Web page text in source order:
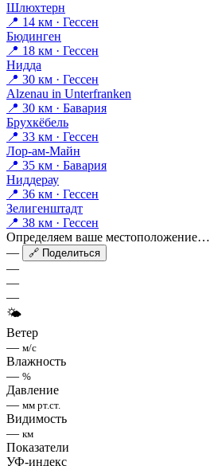
Шлюхтерн
📍 14 км · Гессен
Бюдинген
📍 18 км · Гессен
Нидда
📍 30 км · Гессен
Alzenau in Unterfranken
📍 30 км · Бавария
Брухкёбель
📍 33 км · Гессен
Лор-ам-Майн
📍 35 км · Бавария
Ниддерау
📍 36 км · Гессен
Зелигенштадт
📍 38 км · Гессен
Определяем ваше местоположение…
—
🔗 Поделиться
—
—
—
🌤
Ветер
— м/с
Влажность
— %
Давление
— мм рт.ст.
Видимость
— км
Показатели
УФ-индекс